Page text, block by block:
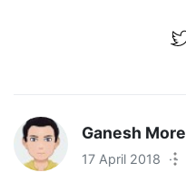
Ganesh More
17 April 2018 ·